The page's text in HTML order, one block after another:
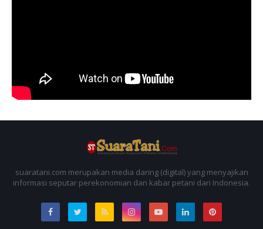
suaratani.com merupakan media daring (digital) yang menyajikan
informasi seputar perekonomian dan kabar petani dari Indonesia.